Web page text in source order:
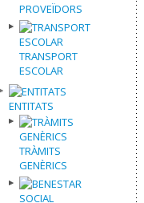
PROVEÏDORS
TRANSPORT
ESCOLAR
ENTITATS
TRÀMITS
GENÈRICS